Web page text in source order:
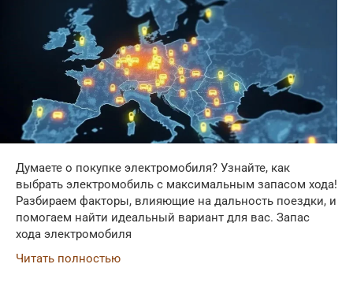
Думаете о покупке электромобиля? Узнайте, как
выбрать электромобиль с максимальным запасом хода!
Разбираем факторы, влияющие на дальность поездки, и
помогаем найти идеальный вариант для вас. Запас
хода электромобиля
Читать полностью